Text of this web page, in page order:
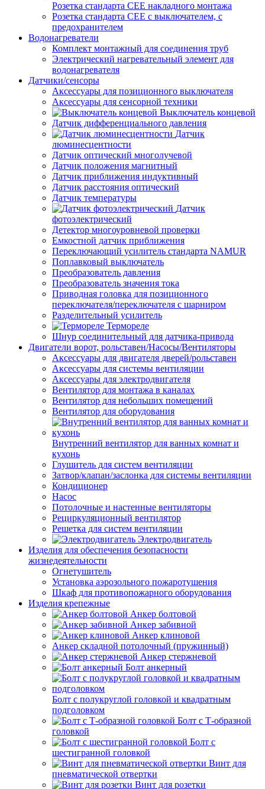
Розетка стандарта СЕЕ накладного монтажа
Розетка стандарта СЕЕ с выключателем, с
предохранителем
Водонагреватели
Комплект монтажный для соединения труб
Электрический нагревательный элемент для
водонагревателя
Датчики/сенсоры
Аксессуары для позиционного выключателя
Аксессуары для сенсорной техники
Выключатель концевой
Датчик дифференциального давления
Датчик
люминесцентности
Датчик оптический многолучевой
Датчик положения магнитный
Датчик приближения индуктивный
Датчик расстояния оптический
Датчик температуры
Датчик
фотоэлектрический
Детектор многоуровневой проверки
Емкостной датчик приближения
Переключающий усилитель стандарта NAMUR
Поплавковый выключатель
Преобразователь давления
Преобразователь значения тока
Приводная головка для позиционного
переключателя/переключателя с шарниром
Разделительный усилитель
Термореле
Шнур соединительный для датчика-привода
Двигатели ворот, рольставен/Насосы/Вентиляторы
Аксессуары для двигателя дверей/рольставен
Аксессуары для системы вентиляции
Аксессуары для электродвигателя
Вентилятор для монтажа в каналах
Вентилятор для небольших помещений
Вентилятор для оборудования
Внутренний вентилятор для ванных комнат и
кухонь
Глушитель для систем вентиляции
Затвор/клапан/заслонка для системы вентиляции
Кондиционер
Насос
Потолочные и настенные вентиляторы
Рециркуляционный вентилятор
Решетка для систем вентиляции
Электродвигатель
Изделия для обеспечения безопасности
жизнедеятельности
Огнетушитель
Установка аэрозольного пожаротушения
Шкаф для противопожарного оборудования
Изделия крепежные
Анкер болтовой
Анкер забивной
Анкер клиновой
Анкер складной потолочный (пружинный)
Анкер стержневой
Болт анкерный
Болт с полукруглой головкой и квадратным
подголовком
Болт с Т-образной
головкой
Болт с
шестигранной головкой
Винт для
пневматической отвертки
Винт для розетки